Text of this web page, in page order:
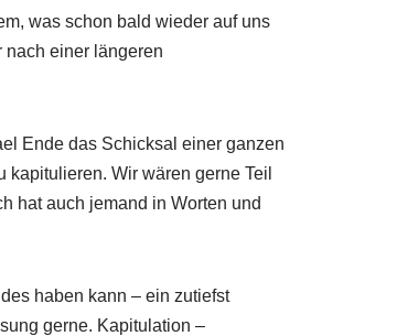
was schon bald wieder auf uns
nach einer längeren
Ende das Schicksal einer ganzen
Wir wären gerne Teil
hat auch jemand in Worten und
haben kann – ein zutiefst
gerne. Kapitulation –